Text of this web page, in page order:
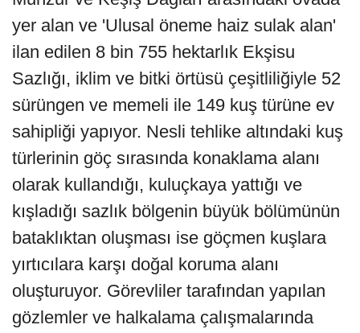
yer alan ve 'Ulusal öneme haiz sulak alan'
ilan edilen 8 bin 755 hektarlık Ekşisu
Sazlığı, iklim ve bitki örtüsü çeşitliliğiyle 52
sürüngen ve memeli ile 149 kuş türüne ev
sahipliği yapıyor. Nesli tehlike altındaki kuş
türlerinin göç sırasında konaklama alanı
olarak kullandığı, kuluçkaya yattığı ve
kışladığı sazlık bölgenin büyük bölümünün
bataklıktan oluşması ise göçmen kuşlara
yırtıcılara karşı doğal koruma alanı
oluşturuyor. Görevliler tarafından yapılan
gözlemler ve halkalama çalışmalarında